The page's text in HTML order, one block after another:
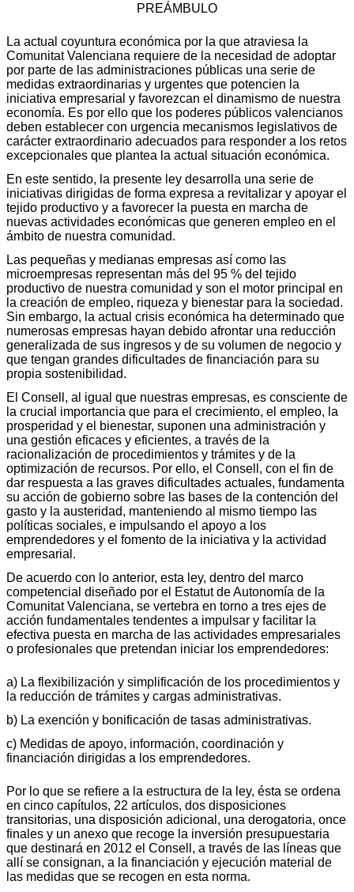
PREÁMBULO
La actual coyuntura económica por la que atraviesa la
Comunitat Valenciana requiere de la necesidad de adoptar
por parte de las administraciones públicas una serie de
medidas extraordinarias y urgentes que potencien la
iniciativa empresarial y favorezcan el dinamismo de nuestra
economía. Es por ello que los poderes públicos valencianos
deben establecer con urgencia mecanismos legislativos de
carácter extraordinario adecuados para responder a los retos
excepcionales que plantea la actual situación económica.
En este sentido, la presente ley desarrolla una serie de
iniciativas dirigidas de forma expresa a revitalizar y apoyar el
tejido productivo y a favorecer la puesta en marcha de
nuevas actividades económicas que generen empleo en el
ámbito de nuestra comunidad.
Las pequeñas y medianas empresas así como las
microempresas representan más del 95 % del tejido
productivo de nuestra comunidad y son el motor principal en
la creación de empleo, riqueza y bienestar para la sociedad.
Sin embargo, la actual crisis económica ha determinado que
numerosas empresas hayan debido afrontar una reducción
generalizada de sus ingresos y de su volumen de negocio y
que tengan grandes dificultades de financiación para su
propia sostenibilidad.
El Consell, al igual que nuestras empresas, es consciente de
la crucial importancia que para el crecimiento, el empleo, la
prosperidad y el bienestar, suponen una administración y
una gestión eficaces y eficientes, a través de la
racionalización de procedimientos y trámites y de la
optimización de recursos. Por ello, el Consell, con el fin de
dar respuesta a las graves dificultades actuales, fundamenta
su acción de gobierno sobre las bases de la contención del
gasto y la austeridad, manteniendo al mismo tiempo las
políticas sociales, e impulsando el apoyo a los
emprendedores y el fomento de la iniciativa y la actividad
empresarial.
De acuerdo con lo anterior, esta ley, dentro del marco
competencial diseñado por el Estatut de Autonomía de la
Comunitat Valenciana, se vertebra en torno a tres ejes de
acción fundamentales tendentes a impulsar y facilitar la
efectiva puesta en marcha de las actividades empresariales
o profesionales que pretendan iniciar los emprendedores:
a) La flexibilización y simplificación de los procedimientos y
la reducción de trámites y cargas administrativas.
b) La exención y bonificación de tasas administrativas.
c) Medidas de apoyo, información, coordinación y
financiación dirigidas a los emprendedores.
Por lo que se refiere a la estructura de la ley, ésta se ordena
en cinco capítulos, 22 artículos, dos disposiciones
transitorias, una disposición adicional, una derogatoria, once
finales y un anexo que recoge la inversión presupuestaria
que destinará en 2012 el Consell, a través de las líneas que
allí se consignan, a la financiación y ejecución material de
las medidas que se recogen en esta norma.